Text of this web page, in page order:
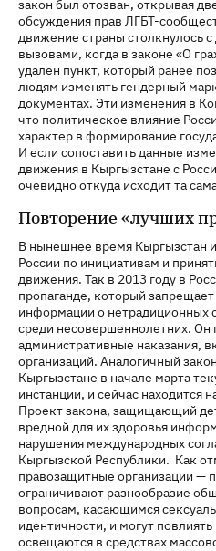
закон был отозван, открывая
обсуждения прав ЛГБТ-
движение страны столкнулось
вызовами, когда в законе «О
удален пункт, который ранее
людям изменять гендерный
документах. Эти изменения в
что политическое влияние
характер в формирование
И если сопоставить данные
движения в Кыргызстане с
очевидно откуда исходит та
Повторение «лучших
В нынешнее время Кыргызстан
России по инициативам и
движения. Так в 2013 году в
пропаганде, который
информации о нетрадиционных
среди несовершеннолетних. Он
административные наказания,
организаций. Аналогичный
Кыргызстане в начале марта
инстанции, и сейчас находится
Проект закона, защищающий
вредной для их здоровья
нарушения международных
Кыргызской Республики. Как
правозащитные организации —
ограничивают разнообразие
вопросам, касающимся
идентичности, и могут
освещаются в средствах